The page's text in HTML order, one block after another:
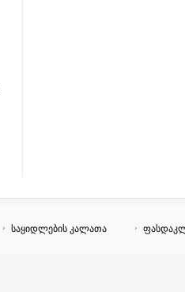
საყიდლების კალათა